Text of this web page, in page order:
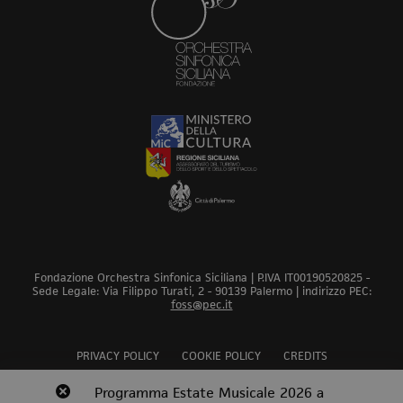
Revoca bando audizioni 2026Scopri
Programma Estate Musicale 2026 a
Scopri
Scopri
Scopri Scopri
Fondazione Orchestra Sinfonica Siciliana | P.IVA IT00190520825 -
Sede Legale: Via Filippo Turati, 2 - 90139 Palermo | indirizzo PEC:
foss@pec.it
PRIVACY POLICY COOKIE POLICY CREDITS